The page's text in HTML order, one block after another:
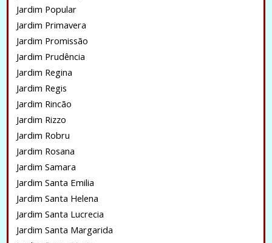
Jardim Popular
Jardim Primavera
Jardim Promissão
Jardim Prudência
Jardim Regina
Jardim Regis
Jardim Rincão
Jardim Rizzo
Jardim Robru
Jardim Rosana
Jardim Samara
Jardim Santa Emilia
Jardim Santa Helena
Jardim Santa Lucrecia
Jardim Santa Margarida